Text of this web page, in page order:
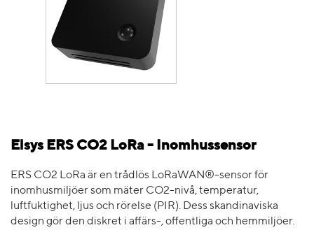
Elsys ERS CO2 LoRa - Inomhussensor
ERS CO2 LoRa är en trådlös LoRaWAN®-sensor för
inomhusmiljöer som mäter CO2-nivå, temperatur,
luftfuktighet, ljus och rörelse (PIR). Dess skandinaviska
design gör den diskret i affärs-, offentliga och hemmiljöer.